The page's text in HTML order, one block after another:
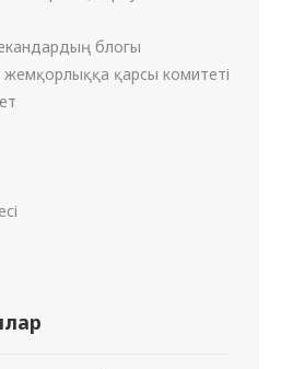
блогы
қарсы комитеті